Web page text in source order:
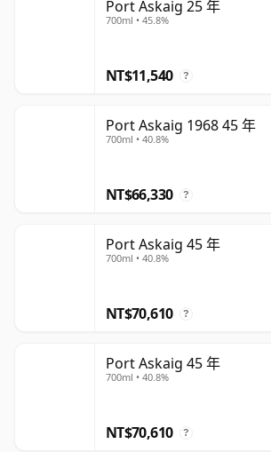
Port Askaig 25 年
700ml • 45.8%
NT$11,540 ?
Port Askaig 1968 45 年
700ml • 40.8%
NT$66,330 ?
Port Askaig 45 年
700ml • 40.8%
NT$70,610 ?
Port Askaig 45 年
700ml • 40.8%
NT$70,610 ?